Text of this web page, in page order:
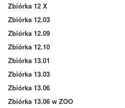
Zbiórka 12 X
Zbiórka 12.03
Zbiórka 12.09
Zbiórka 12.10
Zbiórka 13.01
Zbiórka 13.03
Zbiórka 13.06
Zbiórka 13.06 w ZOO